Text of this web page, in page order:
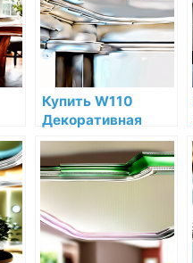
Купить W110
Декоративная
панель Orac Decor
Hill Полиуретан
Orac Decor по
низкой цене в
интернет-
магазине